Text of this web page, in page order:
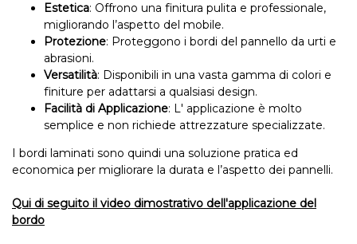
Estetica: Offrono una finitura pulita e professionale,
migliorando l’aspetto del mobile.
Protezione: Proteggono i bordi del pannello da urti e
abrasioni.
Versatilità: Disponibili in una vasta gamma di colori e
finiture per adattarsi a qualsiasi design.
Facilità di Applicazione: L' applicazione è molto
semplice e non richiede attrezzature specializzate.
I bordi laminati sono quindi una soluzione pratica ed
economica per migliorare la durata e l’aspetto dei pannelli.
Qui di seguito il video dimostrativo dell'applicazione del
bordo